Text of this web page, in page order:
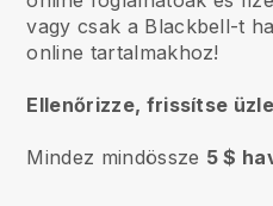
vagy csak a Blackbell-t
online tartalmakhoz!
Ellenőrizze, frissítse
Mindez mindössze 5 $